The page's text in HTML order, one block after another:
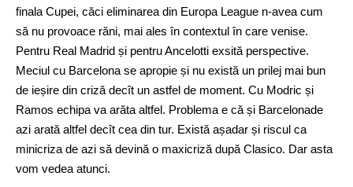
finala Cupei, căci eliminarea din Europa League n-avea cum
să nu provoace răni, mai ales în contextul în care venise.
Pentru Real Madrid și pentru Ancelotti exsită perspective.
Meciul cu Barcelona se apropie și nu există un prilej mai bun
de ieșire din criză decît un astfel de moment. Cu Modric și
Ramos echipa va arăta altfel. Problema e că și Barcelonade
azi arată altfel decît cea din tur. Există așadar și riscul ca
minicriza de azi să devină o maxicriză după Clasico. Dar asta
vom vedea atunci.